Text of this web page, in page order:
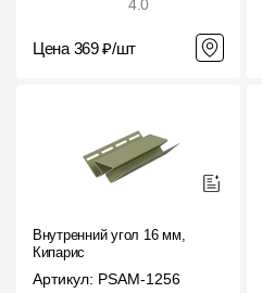
4.0
Цена 369 ₽/шт
Внутренний угол 16 мм,
Кипарис
Артикул: PSAM-1256